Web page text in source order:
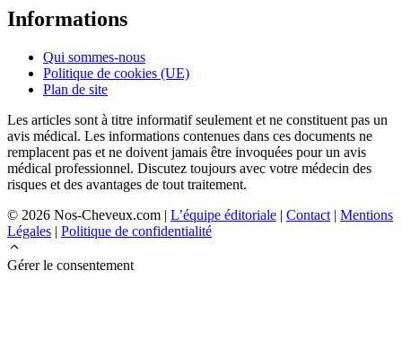
Informations
Qui sommes-nous
Politique de cookies (UE)
Plan de site
Les articles sont à titre informatif seulement et ne constituent pas un
avis médical. Les informations contenues dans ces documents ne
remplacent pas et ne doivent jamais être invoquées pour un avis
médical professionnel. Discutez toujours avec votre médecin des
risques et des avantages de tout traitement.
© 2026 Nos-Cheveux.com | L’équipe éditoriale | Contact | Mentions
Légales | Politique de confidentialité
Gérer le consentement